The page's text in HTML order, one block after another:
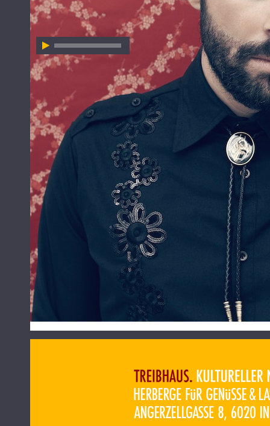
FUEL FANDANGO
FUEL FANDANGO
Always Searching